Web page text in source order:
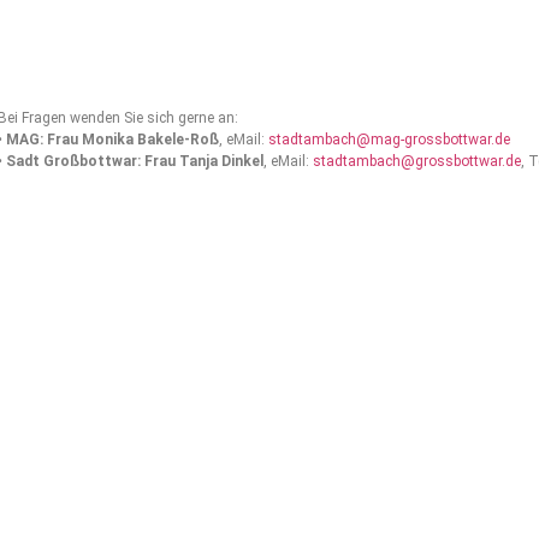
Fragen wenden Sie sich gerne an:
MAG: Frau Monika Bakele-Roß, eMail: stadtambach@mag-grossbottwar.de
Sadt Großbottwar: Frau Tanja Dinkel , eMail: stadtambach@grossbottwar.de,